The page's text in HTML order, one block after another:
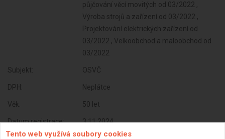
půjčování věcí movitých od 03/2022 ,
Výroba strojů a zařízení od 03/2022 ,
Projektování elektrických zařízení od
03/2022 , Velkoobchod a maloobchod od
03/2022
Subjekt: OSVČ
DPH: Neplátce
Věk: 50 let
Datum registrace: 3.11.2024
Tento web využívá soubory cookies